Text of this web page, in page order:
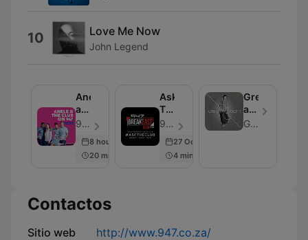
10 Love Me Now
John Legend
Anele
and
the
Club
on
947
947 - Episodio 109
8 hours ago
20 min
Ask
The
Club
947 - Episodio 100
27 Oct 2020
4 min
Greg
and
Lucky
Greg and Lucky
Contactos
Sitio web
http://www.947.co.za/